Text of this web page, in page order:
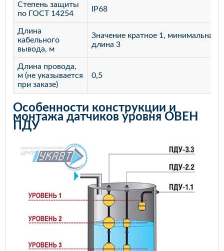
Степень защиты
по ГОСТ 14254
IP68
Длина
кабельного
вывода, м
Значение кратное 1, минимальная
длина 3
Длина провода,
м (не указывается
при заказе)
0,5
Особенности конструкции и
монтажа датчиков уровня ОВЕН
ПДУ